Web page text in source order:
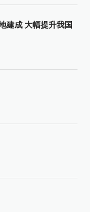
建成 大幅提升我国